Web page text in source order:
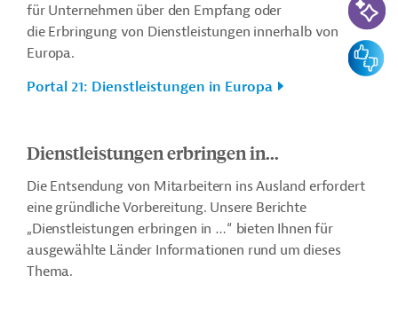
für Unternehmen über den Empfang oder
die Erbringung von Dienstleistungen innerhalb von
Europa.
Portal 21: Dienstleistungen in Europa
Dienstleistungen erbringen in...
Die Entsendung von Mitarbeitern ins Ausland erfordert
eine gründliche Vorbereitung. Unsere Berichte
„Dienstleistungen erbringen in …“ bieten Ihnen für
ausgewählte Länder Informationen rund um dieses
Thema.